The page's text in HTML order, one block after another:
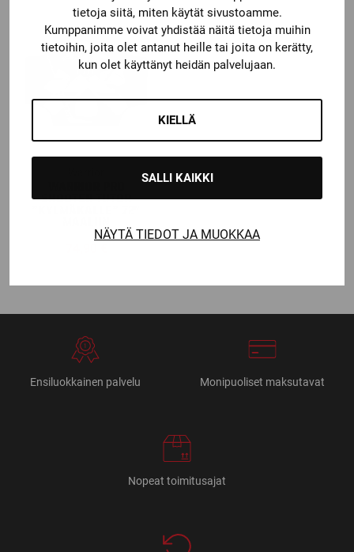
tietoja siitä, miten käytät sivustoamme.
Kumppanimme voivat yhdistää näitä tietoja muihin
tietoihin, joita olet antanut heille tai joita on kerätty,
kun olet käyttänyt heidän palvelujaan.
KIELLÄ
SALLI KAIKKI
NÄYTÄ TIEDOT JA MUOKKAA
39,90 €.31,92 €.
SHOOTER TUTOR
Ensiluokkainen palvelu Monipuoliset maksutavat
Nopeat toimitusajat